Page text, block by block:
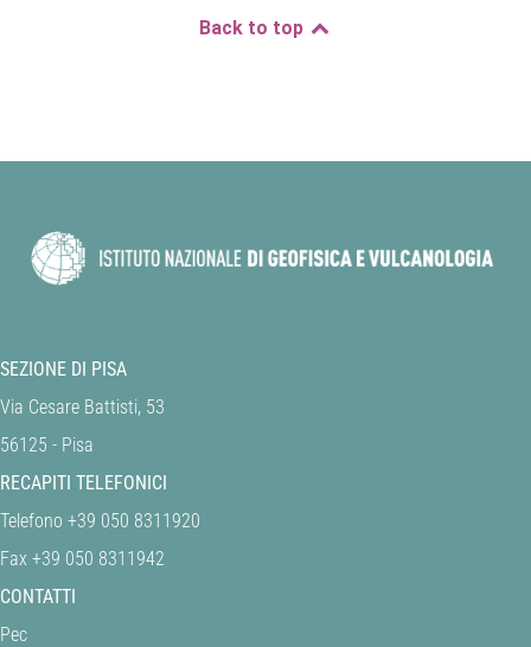
Back to top
SEZIONE DI PISA
Via Cesare Battisti, 53
56125 - Pisa
RECAPITI TELEFONICI
Telefono +39 050 8311920
Fax +39 050 8311942
CONTATTI
Pec